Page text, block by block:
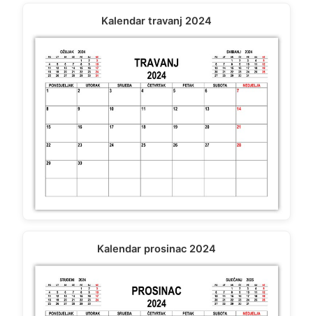
Kalendar travanj 2024
Kalendar prosinac 2024